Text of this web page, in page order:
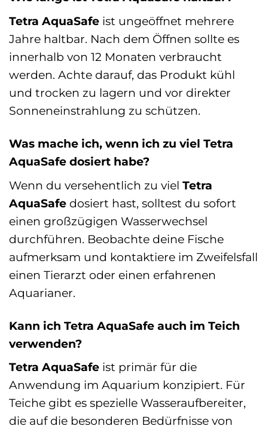
Tetra AquaSafe ist ungeöffnet mehrere
Jahre haltbar. Nach dem Öffnen sollte es
innerhalb von 12 Monaten verbraucht
werden. Achte darauf, das Produkt kühl
und trocken zu lagern und vor direkter
Sonneneinstrahlung zu schützen.
Was mache ich, wenn ich zu viel Tetra
AquaSafe dosiert habe?
Wenn du versehentlich zu viel Tetra
AquaSafe dosiert hast, solltest du sofort
einen großzügigen Wasserwechsel
durchführen. Beobachte deine Fische
aufmerksam und kontaktiere im Zweifelsfall
einen Tierarzt oder einen erfahrenen
Aquarianer.
Kann ich Tetra AquaSafe auch im Teich
verwenden?
Tetra AquaSafe ist primär für die
Anwendung im Aquarium konzipiert. Für
Teiche gibt es spezielle Wasseraufbereiter,
die auf die besonderen Bedürfnisse von